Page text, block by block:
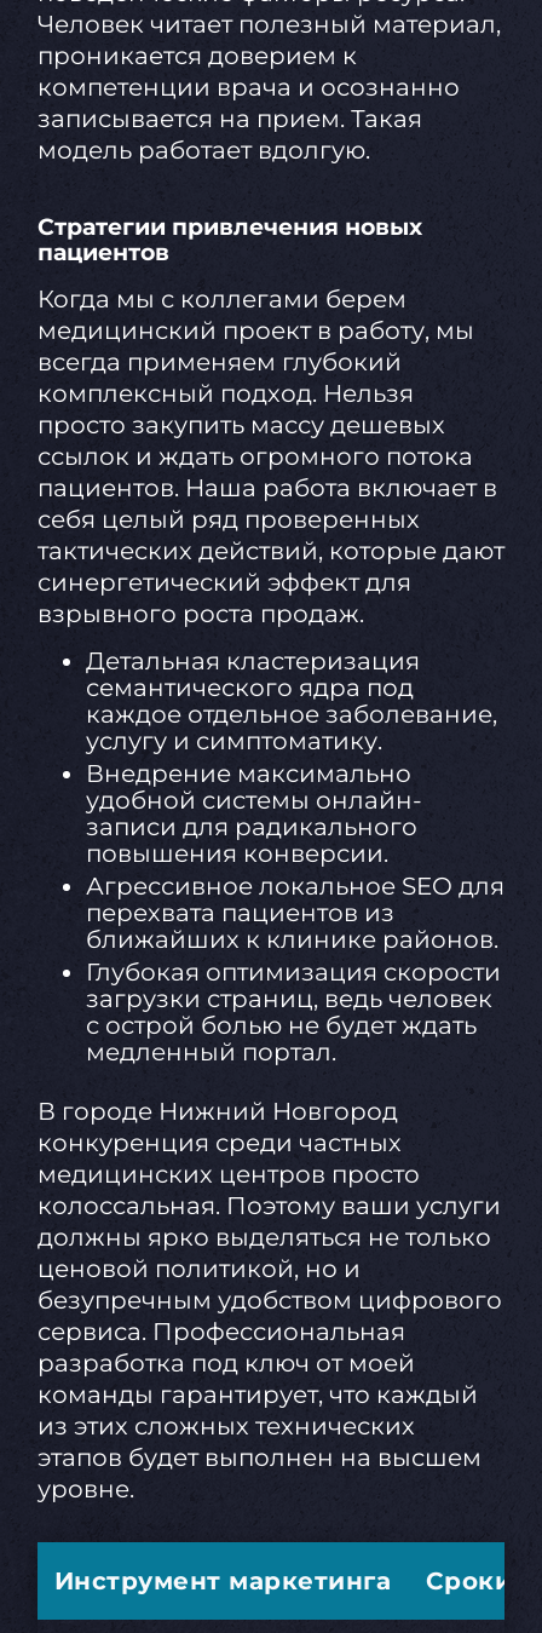
Человек читает полезный материал,
проникается доверием к
компетенции врача и осознанно
записывается на прием. Такая
модель работает вдолгую.
Стратегии привлечения новых
пациентов
Когда мы с коллегами берем
медицинский проект в работу, мы
всегда применяем глубокий
комплексный подход. Нельзя
просто закупить массу дешевых
ссылок и ждать огромного потока
пациентов. Наша работа включает в
себя целый ряд проверенных
тактических действий, которые дают
синергетический эффект для
взрывного роста продаж.
Детальная кластеризация
семантического ядра под
каждое отдельное заболевание,
услугу и симптоматику.
Внедрение максимально
удобной системы онлайн-
записи для радикального
повышения конверсии.
Агрессивное локальное SEO для
перехвата пациентов из
ближайших к клинике районов.
Глубокая оптимизация скорости
загрузки страниц, ведь человек
с острой болью не будет ждать
медленный портал.
В городе Нижний Новгород
конкуренция среди частных
медицинских центров просто
колоссальная. Поэтому ваши услуги
должны ярко выделяться не только
ценовой политикой, но и
безупречным удобством цифрового
сервиса. Профессиональная
разработка под ключ от моей
команды гарантирует, что каждый
из этих сложных технических
этапов будет выполнен на высшем
уровне.
Инструмент маркетинга Сроки